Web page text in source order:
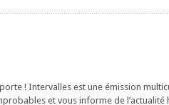
! Intervalles est une émission
et vous informe de l’actualité